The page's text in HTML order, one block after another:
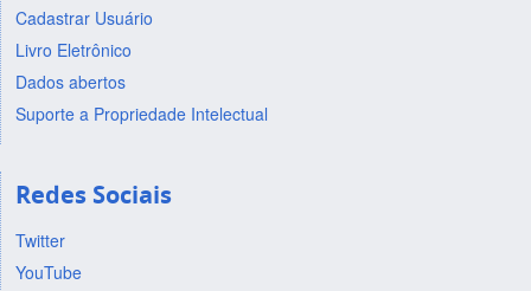
Cadastrar Usuário
Livro Eletrônico
Dados abertos
Suporte a Propriedade Intelectual
Redes Sociais
Twitter
YouTube